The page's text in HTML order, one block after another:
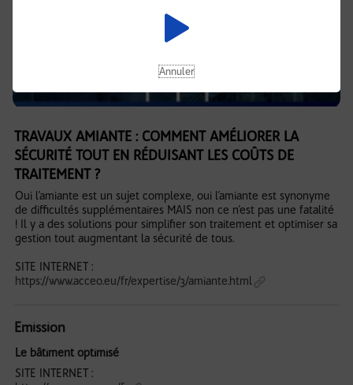
TRAVAUX AMIANTE : COMMENT AMÉLIORER LA
SÉCURITÉ TOUT EN RÉDUISANT LES COÛTS DE
TRAITEMENT ?
Oui l’amiante est un sujet complexe, oui l’amiante est synonyme
de difficultés supplémentaires MAIS non ce n’est pas une fatalité
! Il y a des solutions pour simplifier son traitement et optimiser sa
gestion tout augmentant la sécurité de tous.
SITE INTERNET :
https://www.acceo.eu/fr/expertise/3/amiante.html
Emission
Le bâtiment optimisé
SITE INTERNET :
Annuler